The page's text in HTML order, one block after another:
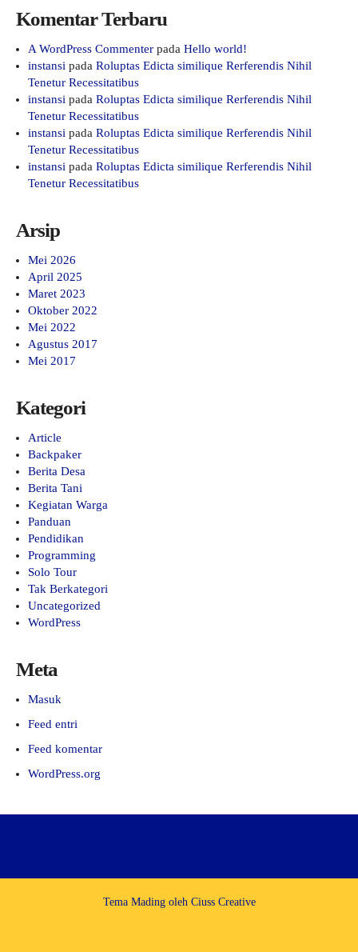
Komentar Terbaru
A WordPress Commenter pada Hello world!
instansi pada Roluptas Edicta similique Rerferendis Nihil
Tenetur Recessitatibus
instansi pada Roluptas Edicta similique Rerferendis Nihil
Tenetur Recessitatibus
instansi pada Roluptas Edicta similique Rerferendis Nihil
Tenetur Recessitatibus
instansi pada Roluptas Edicta similique Rerferendis Nihil
Tenetur Recessitatibus
Arsip
Mei 2026
April 2025
Maret 2023
Oktober 2022
Mei 2022
Agustus 2017
Mei 2017
Kategori
Article
Backpaker
Berita Desa
Berita Tani
Kegiatan Warga
Panduan
Pendidikan
Programming
Solo Tour
Tak Berkategori
Uncategorized
WordPress
Meta
Masuk
Feed entri
Feed komentar
WordPress.org
Tema Mading oleh Ciuss Creative